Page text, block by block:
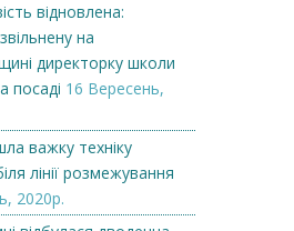
відновлена:
на
директорку школи
посаді 16 Вересень,
важку техніку
лінії розмежування
2020р.